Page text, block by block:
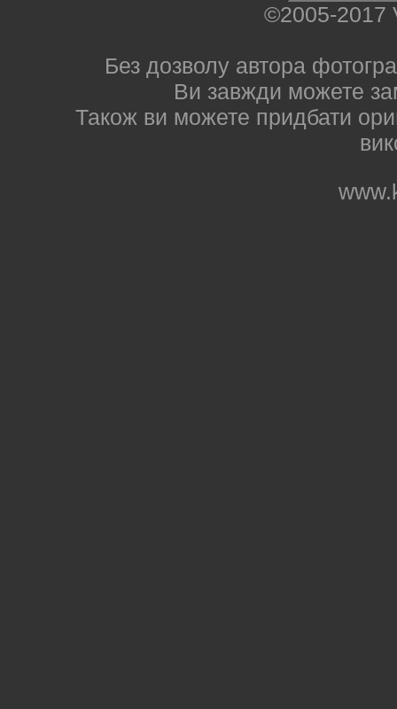
©2005-2017
Без дозволу автора
Ви завжди можете
Також ви можете придбати